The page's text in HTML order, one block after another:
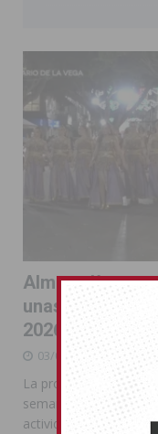
Almoradí pone
unas intensas
2026
03/08/2026
La programación
semana actos
actividades